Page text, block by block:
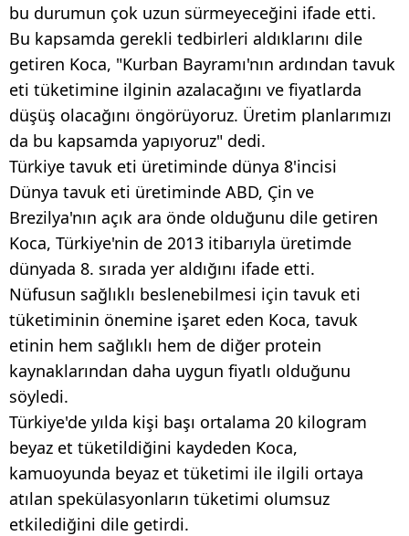
bu durumun çok uzun sürmeyeceğini ifade etti.
Bu kapsamda gerekli tedbirleri aldıklarını dile
getiren Koca, "Kurban Bayramı'nın ardından tavuk
eti tüketimine ilginin azalacağını ve fiyatlarda
düşüş olacağını öngörüyoruz. Üretim planlarımızı
da bu kapsamda yapıyoruz" dedi.
Türkiye tavuk eti üretiminde dünya 8'incisi
Dünya tavuk eti üretiminde ABD, Çin ve
Brezilya'nın açık ara önde olduğunu dile getiren
Koca, Türkiye'nin de 2013 itibarıyla üretimde
dünyada 8. sırada yer aldığını ifade etti.
Nüfusun sağlıklı beslenebilmesi için tavuk eti
tüketiminin önemine işaret eden Koca, tavuk
etinin hem sağlıklı hem de diğer protein
kaynaklarından daha uygun fiyatlı olduğunu
söyledi.
Türkiye'de yılda kişi başı ortalama 20 kilogram
beyaz et tüketildiğini kaydeden Koca,
kamuoyunda beyaz et tüketimi ile ilgili ortaya
atılan spekülasyonların tüketimi olumsuz
etkilediğini dile getirdi.